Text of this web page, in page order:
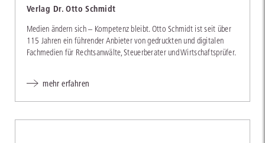
Verlag Dr. Otto Schmidt
Medien ändern sich – Kompetenz bleibt. Otto Schmidt ist seit über
115 Jahren ein führender Anbieter von gedruckten und digitalen
Fachmedien für Rechtsanwälte, Steuerberater und Wirtschaftsprüfer.
mehr erfahren